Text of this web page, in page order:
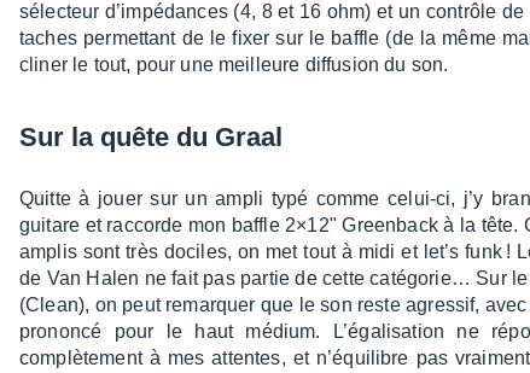
sélec­teur d’im­pé­dances (4, 8 et 16 ohm) et un contrôle
taches permet­tant de le fixer sur le baffle (de la même
cli­ner le tout, pour une meilleure diffu­sion du son.
Sur la quête du Graal
Quitte à jouer sur un ampli typé comme celui-ci, j’y
guitare et raccorde mon baffle 2×12" Green­back à la tête.
amplis sont très dociles, on met tout à midi et let’s funk !
de Van Halen ne fait pas partie de cette caté­go­rie… Sur
(Clean), on peut remarquer que le son reste agres­sif,
prononcé pour le haut médium. L’éga­li­sa­tion ne
complè­te­ment à mes attentes, et n’équi­libre pas